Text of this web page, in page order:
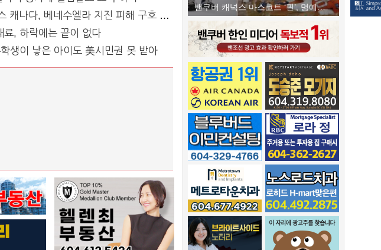
캐나다, 베네수엘라 지진 피해 구호 나서
료, 하락에는 끝이 없다
생이 낳은 아이도 美시민권 못 받아
밴쿠버 캐넉스 마스코트 ‘핀’, 명예의 전당 입성 불발